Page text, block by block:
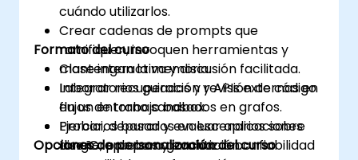
cuándo utilizarlos.
Crear cadenas de prompts que
ramifiquen, invoquen herramientas y
mantengan la memoria.
Integrar recuperación y APIs externas en
flujos de trabajo basados en grafos.
Probar, depurar y evaluar aplicaciones
LangGraph para garantizar confiabilidad
Formato del curso
Clase interactiva y discusión facilitada.
Laboratorios guiados y revisión de código
en un entorno sandbox.
Ejercicios basados en escenarios sobre
diseño, pruebas y evaluación.
Opciones de personalización del curso